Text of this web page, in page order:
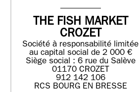
THE FISH MARKET
CROZET
Société à responsabilité limitée
au capital social de 2 000 €
Siège social : 6 rue du Salève
01170 CROZET
912 142 106
RCS BOURG EN BRESSE